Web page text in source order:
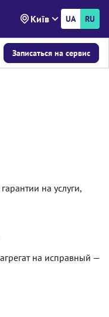
Київ UA RU
Записаться на сервис
на услуги,
на исправный —